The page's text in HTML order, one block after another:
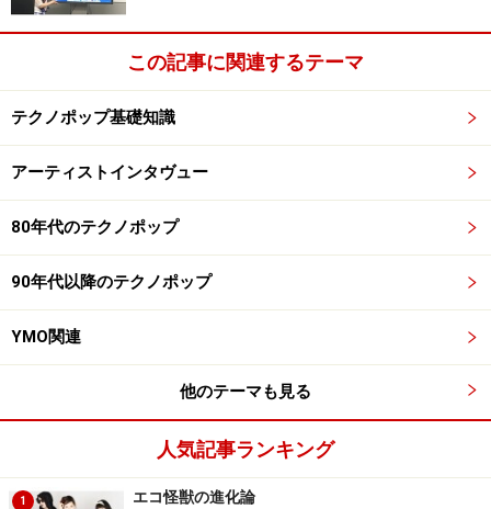
この記事に関連するテーマ
テクノポップ基礎知識
アーティストインタヴュー
80年代のテクノポップ
90年代以降のテクノポップ
YMO関連
他のテーマも見る
人気記事ランキング
1 エコ怪獣の進化論